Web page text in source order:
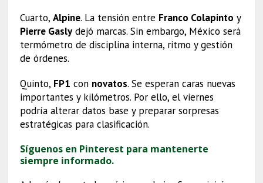
Cuarto, Alpine. La tensión entre Franco Colapinto y
Pierre Gaslydejó marcas. Sin embargo, México será
termómetro de disciplina interna, ritmo y gestión
de órdenes.
Quinto, FP1 con novatos. Se esperan caras nuevas
importantes y kilómetros. Por ello, el viernes
podría alterar datos base y preparar sorpresas
estratégicas para clasificación.
Síguenos en Pinterest para mantenerte
siempre informado.